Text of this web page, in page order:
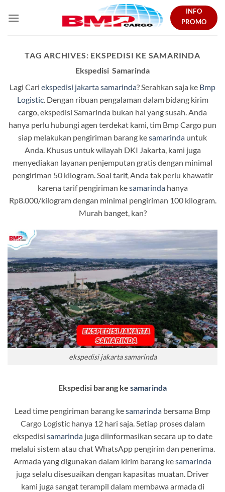
INFO
PROMO
TAG ARCHIVES: EKSPEDISI KE SAMARINDA
Ekspedisi Samarinda
Lagi Cari ekspedisi jakarta samarinda? Serahkan saja ke Bmp
Logistic. Dengan ribuan pengalaman dalam bidang kirim
cargo, ekspedisi Samarinda bukan hal yang susah. Anda
hanya perlu hubungi agen terdekat kami, tim Bmp Cargo pun
siap melakukan pengiriman barang kesamarinda untuk
Anda. Khusus untuk wilayah DKI Jakarta, kami juga
menyediakan layanan penjemputan gratis dengan minimal
pengiriman 50 kilogram. Soal tarif, Anda tak perlu khawatir
karena tarif pengiriman kesamarindahanya
Rp8.000/kilogram dengan minimal pengiriman 100 kilogram.
Murah banget, kan?
ekspedisi jakarta samarinda
Ekspedisi barang ke samarinda
Lead time pengiriman barang kesamarinda bersama Bmp
Cargo Logistic hanya 12 hari saja. Setiap proses dalam
ekspedisi samarindajuga diinformasikan secara up to date
melalui sistem atau chat WhatsApp pengirim dan penerima.
Armada yang digunakan dalam kirim barang kesamarinda
juga selalu disesuaikan dengan kapasitas muatan. Driver
kami juga sangat terampil dalam membawa armada di